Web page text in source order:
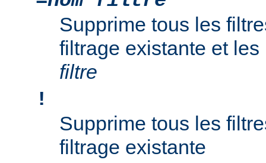
Supprime tous les
filtrage existante et
filtre
!
Supprime tous les
filtrage existante